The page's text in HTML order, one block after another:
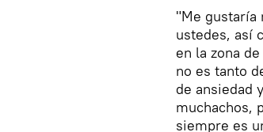
"Me gustaría
ustedes, así
en la zona
no es tanto
de ansiedad
muchachos,
siempre es